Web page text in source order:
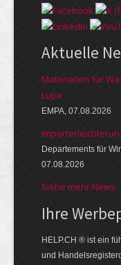
Aktuelle
Materialien für
Lupe
EMPA, 07.08.2026
Departements für
07.08.2026
Siehe mehr News
Ihre
HELP.CH ® ist ein
und